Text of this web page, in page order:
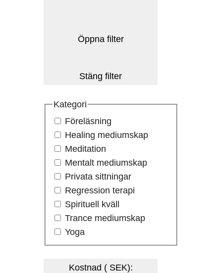
Öppna filter
Stäng filter
Kategori
Föreläsning
Healing mediumskap
Meditation
Mentalt mediumskap
Privata sittningar
Regression terapi
Spirituell kväll
Trance mediumskap
Yoga
Kostnad ( SEK):